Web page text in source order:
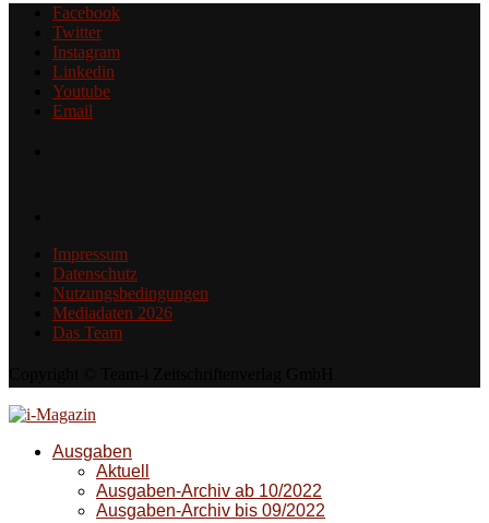
Facebook
Twitter
Instagram
Linkedin
Youtube
Email
Impressum
Datenschutz
Nutzungsbedingungen
Mediadaten 2026
Das Team
Ausgaben
Aktuell
Ausgaben-Archiv ab 10/2022
Ausgaben-Archiv bis 09/2022